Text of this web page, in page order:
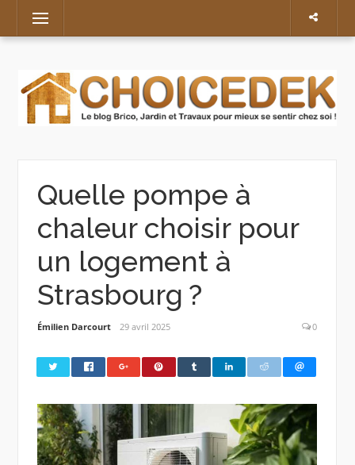
content
Menu
Quelle pompe à
chaleur choisir pour
un logement à
Strasbourg ?
Émilien Darcourt 29 avril 2025 0